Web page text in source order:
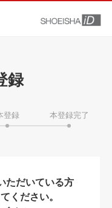
録
登録 本登録完了
ただいている方
ください。